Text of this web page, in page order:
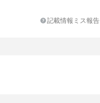
ル、パンテノール、ヒアルロン
ヒドロキシステアリン酸PEG-
記載情報ミス報告